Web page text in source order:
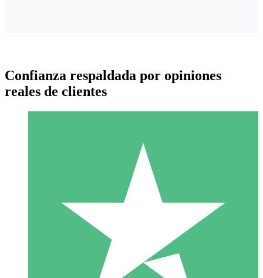
Paquetes de Créditos Individuales
Paga según el uso con créditos de descarga. Sin compromiso
10 00
Confianza respaldada por opiniones
reales de clientes